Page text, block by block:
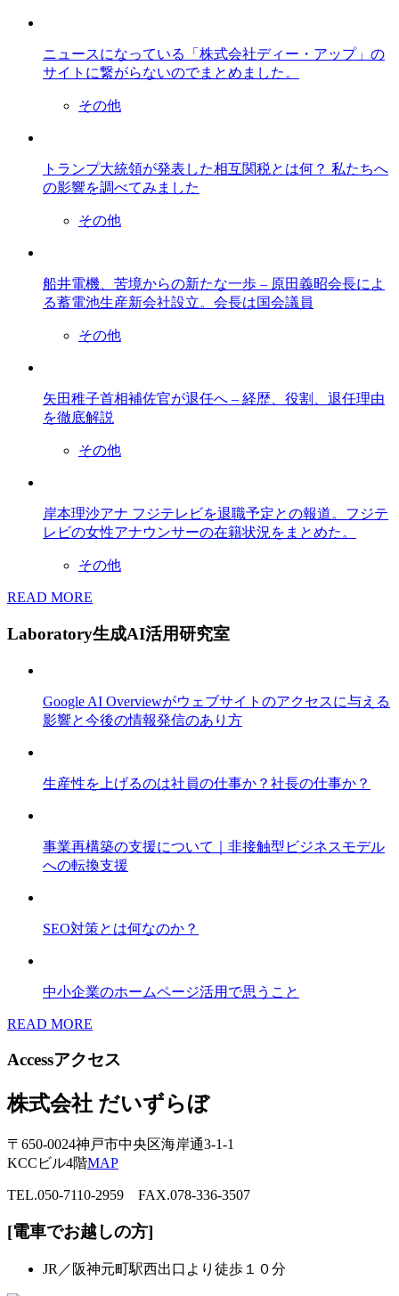
ニュースになっている「株式会社ディー・アップ」の
サイトに繋がらないのでまとめました。
その他
トランプ大統領が発表した相互関税とは何？ 私たちへ
の影響を調べてみました
その他
船井電機、苦境からの新たな一歩 – 原田義昭会長によ
る蓄電池生産新会社設立。会長は国会議員
その他
矢田稚子首相補佐官が退任へ – 経歴、役割、退任理由
を徹底解説
その他
岸本理沙アナ フジテレビを退職予定との報道。フジテ
レビの女性アナウンサーの在籍状況をまとめた。
その他
READ MORE
Laboratory生成AI活用研究室
Google AI Overviewがウェブサイトのアクセスに与える
影響と今後の情報発信のあり方
生産性を上げるのは社員の仕事か？社長の仕事か？
事業再構築の支援について｜非接触型ビジネスモデル
への転換支援
SEO対策とは何なのか？
中小企業のホームページ活用で思うこと
READ MORE
Accessアクセス
株式会社 だいずらぼ
〒650-0024神戸市中央区海岸通3-1-1
KCCビル4階MAP
TEL.050-7110-2959 FAX.078-336-3507
[電車でお越しの方]
JR／阪神元町駅西出口より徒歩１０分